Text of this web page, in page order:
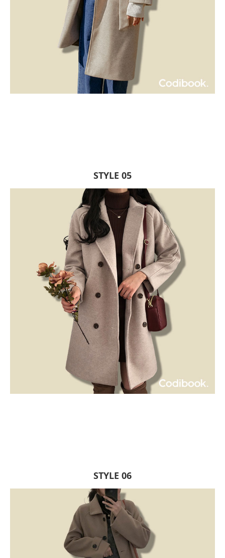
STYLE 05
STYLE 06